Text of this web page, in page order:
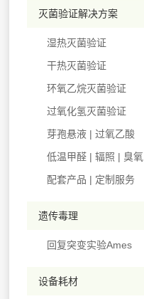
灭菌验证解决方案
湿热灭菌验证
干热灭菌验证
环氧乙烷灭菌验证
过氧化氢灭菌验证
芽孢悬液 | 过氧乙酸
低温甲醛 | 辐照 | 臭氧
配套产品 | 定制服务
遗传毒理
回复突变实验Ames
设备耗材